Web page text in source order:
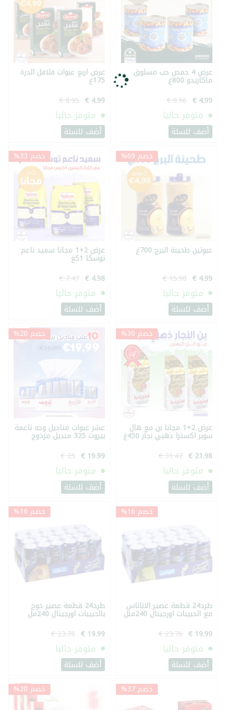
عرض 4 حمص حب مسلوق
ماكاريدو 800غ
متوفر حاليا
أضف للسلة
عرض اربع عبوات فلافل الدرة
175غ
متوفر حاليا
أضف للسلة
خصم 69%
عبوتين طحينة البرج 700غ
متوفر حاليا
أضف للسلة
خصم 33%
عرض 2+1 مجانا سميد ناعم
توسكا 1كغ
متوفر حاليا
أضف للسلة
خصم 30%
عرض 2+1 مجانا بن مع هال
سوبر اكسترا ذهبي نجار 450غ
متوفر حاليا
أضف للسلة
خصم 20%
عشر عبوات مناديل وجه ناعمة
بيروت 325 منديل مزدوج
متوفر حاليا
أضف للسلة
خصم 16%
طرد24 قطعة عصير الاناناس
مع الحبيبات اورجينال 240ملل
متوفر حاليا
أضف للسلة
خصم 16%
طرد24 قطعة عصير خوخ
بالحبيبات اورجينال 240مل
متوفر حاليا
أضف للسلة
خصم 37% خصم 20%